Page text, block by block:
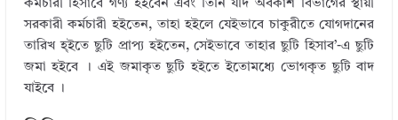
কর্মচারী হিসাবে গণ্য হইবেন এবং তিনি যদি অবকাশ বিভাগের স্থায়ী
সরকারী কর্মচারী হইতেন, তাহা হইলে যেইভাবে চাকুরীতে যোগদানের
তারিখ হ্ইতে ছুটি প্রাপ্য হইতেন, সেইভাবে তাহার ছুটি হিসাব’-এ ছুটি
জমা হইবে । এই জমাকৃত ছুটি হইতে ইতোমধ্যে ভোগকৃত ছুটি বাদ
যাইবে ।